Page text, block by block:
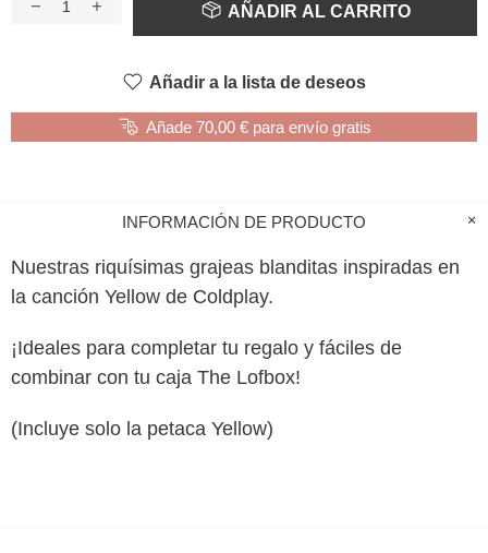
AÑADIR AL CARRITO
Añadir a la lista de deseos
Añade 70,00 € para envío gratis
INFORMACIÓN DE PRODUCTO
Nuestras riquísimas grajeas blanditas inspiradas en
la canción Yellow de Coldplay.
¡Ideales para completar tu regalo y fáciles de
combinar con tu caja The Lofbox!
(Incluye solo la petaca Yellow)